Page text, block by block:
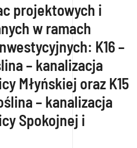
projektowych i
w ramach
K16 –
– kanalizacja
Młyńskiej oraz K15
– kanalizacja
Spokojnej i